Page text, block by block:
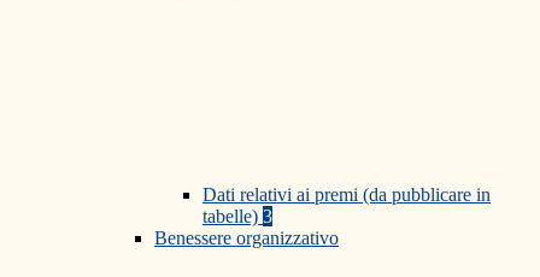
Dati relativi ai premi (da pubblicare in
tabelle) 3
Benessere organizzativo